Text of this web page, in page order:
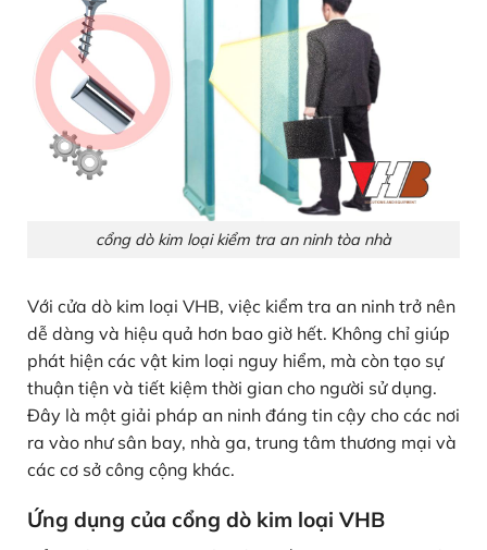
cổng dò kim loại kiểm tra an ninh tòa nhà
Với cửa dò kim loại VHB, việc kiểm tra an ninh trở nên
dễ dàng và hiệu quả hơn bao giờ hết. Không chỉ giúp
phát hiện các vật kim loại nguy hiểm, mà còn tạo sự
thuận tiện và tiết kiệm thời gian cho người sử dụng.
Đây là một giải pháp an ninh đáng tin cậy cho các nơi
ra vào như sân bay, nhà ga, trung tâm thương mại và
các cơ sở công cộng khác.
Ứng dụng của cổng dò kim loại VHB